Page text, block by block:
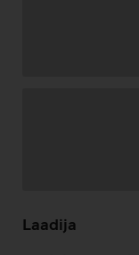
laadimine
Laadija